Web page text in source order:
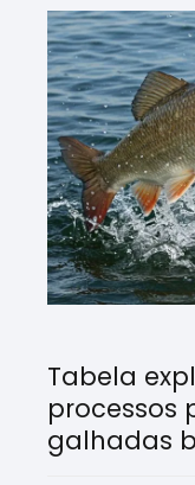
Tabela
processos
galhadas